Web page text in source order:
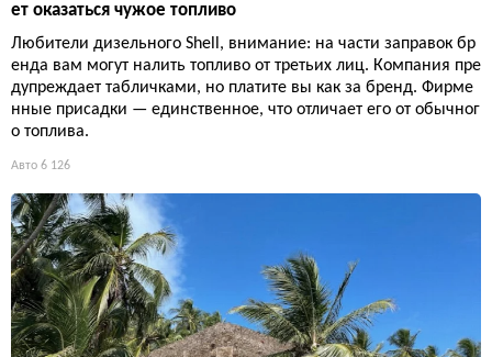
ет оказаться чужое топливо
Любители дизельного Shell, внимание: на части заправок бр
енда вам могут налить топливо от третьих лиц. Компания пре
дупреждает табличками, но платите вы как за бренд. Фирме
нные присадки — единственное, что отличает его от обычног
о топлива.
Авто 6 126